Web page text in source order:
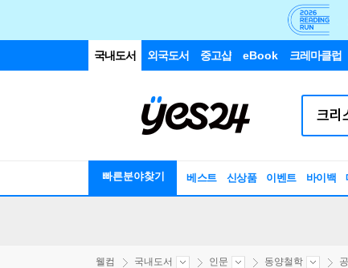
국내도서 외국도서 중고샵 eBook 크레마클럽
빠른분야찾기 베스트 신상품 이벤트 바이백
웰컴 국내도서 인문 동양철학